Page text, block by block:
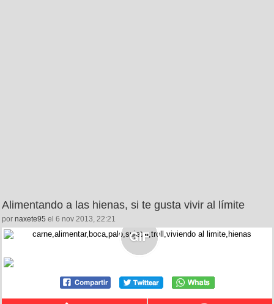
Alimentando a las hienas, si te gusta vivir al límite
por naxete95 el 6 nov 2013, 22:21